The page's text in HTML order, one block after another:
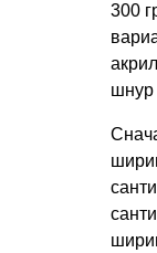
300
шнур